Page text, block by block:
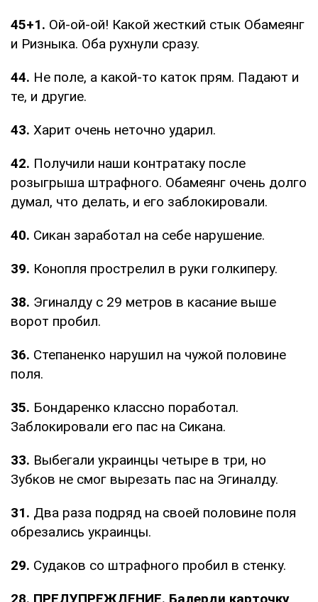
45+1. Ой-ой-ой! Какой жесткий стык Обамеянг
и Ризныка. Оба рухнули сразу.
44. Не поле, а какой-то каток прям. Падают и
те, и другие.
43. Харит очень неточно ударил.
42. Получили наши контратаку после
розыгрыша штрафного. Обамеянг очень долго
думал, что делать, и его заблокировали.
40. Сикан заработал на себе нарушение.
39. Конопля прострелил в руки голкиперу.
38. Эгиналду с 29 метров в касание выше
ворот пробил.
36. Степаненко нарушил на чужой половине
поля.
35. Бондаренко классно поработал.
Заблокировали его пас на Сикана.
33. Выбегали украинцы четыре в три, но
Зубков не смог вырезать пас на Эгиналду.
31. Два раза подряд на своей половине поля
обрезались украинцы.
29. Судаков со штрафного пробил в стенку.
28. ПРЕДУПРЕЖДЕНИЕ. Балерди карточку